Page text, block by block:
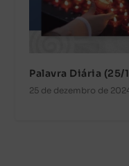
Palavra Diária (25/
25 de dezembro de